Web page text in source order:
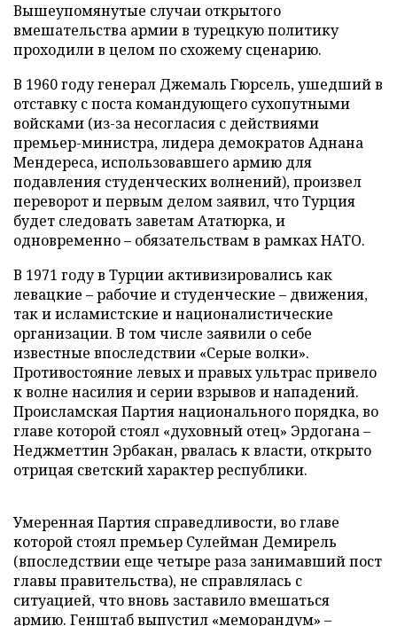
Вышеупомянутые случаи открытого
вмешательства армии в турецкую политику
проходили в целом по схожему сценарию.
В 1960 году генерал Джемаль Гюрсель, ушедший в
отставку с поста командующего сухопутными
войсками (из-за несогласия с действиями
премьер-министра, лидера демократов Аднана
Мендереса, использовавшего армию для
подавления студенческих волнений), произвел
переворот и первым делом заявил, что Турция
будет следовать заветам Ататюрка, и
одновременно – обязательствам в рамках НАТО.
В 1971 году в Турции активизировались как
левацкие – рабочие и студенческие – движения,
так и исламистские и националистические
организации. В том числе заявили о себе
известные впоследствии «Серые волки».
Противостояние левых и правых ультрас привело
к волне насилия и серии взрывов и нападений.
Происламская Партия национального порядка, во
главе которой стоял «духовный отец» Эрдогана –
Неджметтин Эрбакан, рвалась к власти, открыто
отрицая светский характер республики.
Умеренная Партия справедливости, во главе
которой стоял премьер Сулейман Демирель
(впоследствии еще четыре раза занимавший пост
главы правительства), не справлялась с
ситуацией, что вновь заставило вмешаться
армию. Генштаб выпустил «меморандум» –